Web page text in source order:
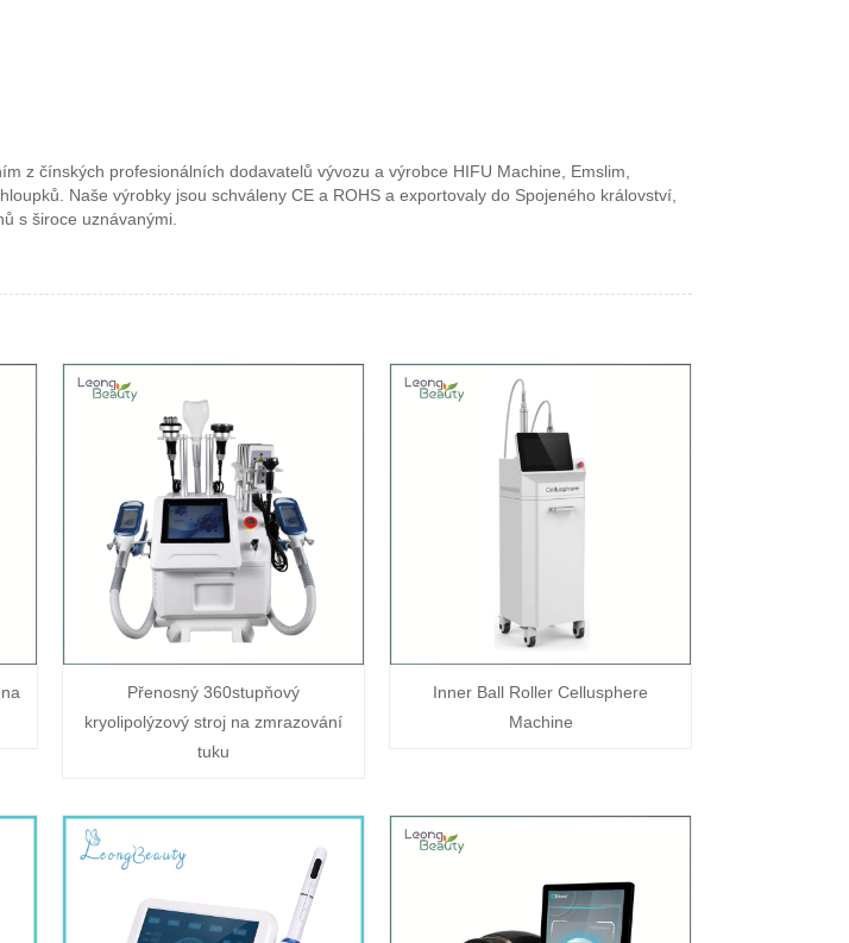
z čínských profesionálních dodavatelů vývozu a výrobce HIFU Machine, Emslim,
Naše výrobky jsou schváleny CE a ROHS a exportovaly do Spojeného království,
s široce uznávanými.
Přenosný 360stupňový
kryolipolýzový stroj na zmrazování
tuku
Inner Ball Roller Cellusphere
Machine